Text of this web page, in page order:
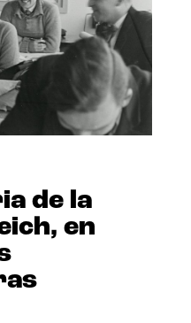
de la
en